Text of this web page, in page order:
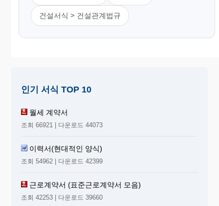
건설서식 > 건설관계법규
인기 서식 TOP 10
월세 계약서
조회 66921 | 다운로드 44073
이력서(현대적인 양식)
조회 54962 | 다운로드 42399
근로계약서 (표준근로계약서 모음)
조회 42253 | 다운로드 39660